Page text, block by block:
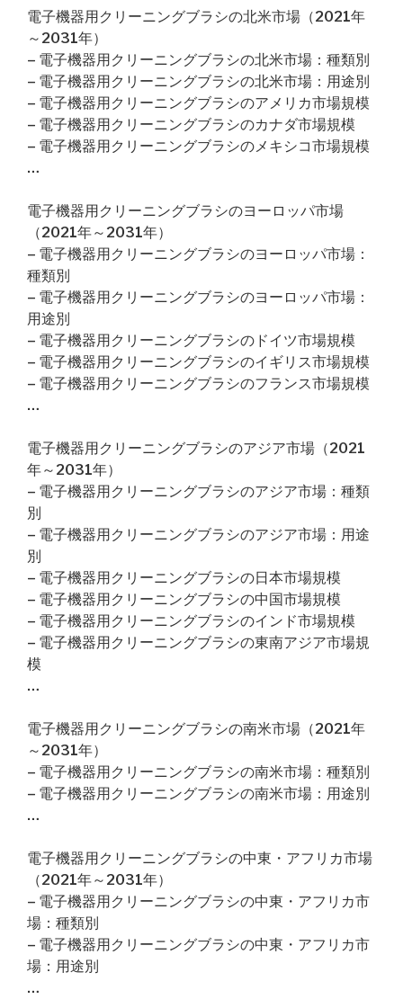
電子機器用クリーニングブラシの北米市場（2021年
～2031年）
– 電子機器用クリーニングブラシの北米市場：種類別
– 電子機器用クリーニングブラシの北米市場：用途別
– 電子機器用クリーニングブラシのアメリカ市場規模
– 電子機器用クリーニングブラシのカナダ市場規模
– 電子機器用クリーニングブラシのメキシコ市場規模
…
電子機器用クリーニングブラシのヨーロッパ市場
（2021年～2031年）
– 電子機器用クリーニングブラシのヨーロッパ市場：
種類別
– 電子機器用クリーニングブラシのヨーロッパ市場：
用途別
– 電子機器用クリーニングブラシのドイツ市場規模
– 電子機器用クリーニングブラシのイギリス市場規模
– 電子機器用クリーニングブラシのフランス市場規模
…
電子機器用クリーニングブラシのアジア市場（2021
年～2031年）
– 電子機器用クリーニングブラシのアジア市場：種類
別
– 電子機器用クリーニングブラシのアジア市場：用途
別
– 電子機器用クリーニングブラシの日本市場規模
– 電子機器用クリーニングブラシの中国市場規模
– 電子機器用クリーニングブラシのインド市場規模
– 電子機器用クリーニングブラシの東南アジア市場規
模
…
電子機器用クリーニングブラシの南米市場（2021年
～2031年）
– 電子機器用クリーニングブラシの南米市場：種類別
– 電子機器用クリーニングブラシの南米市場：用途別
…
電子機器用クリーニングブラシの中東・アフリカ市場
（2021年～2031年）
– 電子機器用クリーニングブラシの中東・アフリカ市
場：種類別
– 電子機器用クリーニングブラシの中東・アフリカ市
場：用途別
…